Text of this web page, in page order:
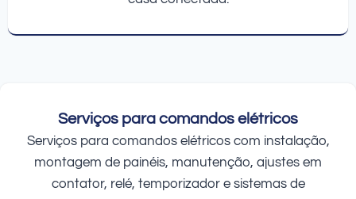
Serviços para comandos elétricos
Serviços para comandos elétricos com instalação,
montagem de painéis, manutenção, ajustes em
contator, relé, temporizador e sistemas de